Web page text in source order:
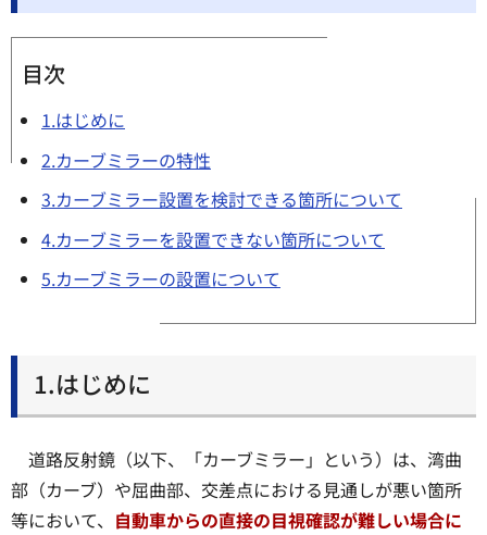
目次
1.はじめに
2.カーブミラーの特性
3.カーブミラー設置を検討できる箇所について
4.カーブミラーを設置できない箇所について
5.カーブミラーの設置について
1.はじめに
道路反射鏡（以下、「カーブミラー」という）は、湾曲
部（カーブ）や屈曲部、交差点における見通しが悪い箇所
等において、 自動車からの直接の目視確認が難しい場合に